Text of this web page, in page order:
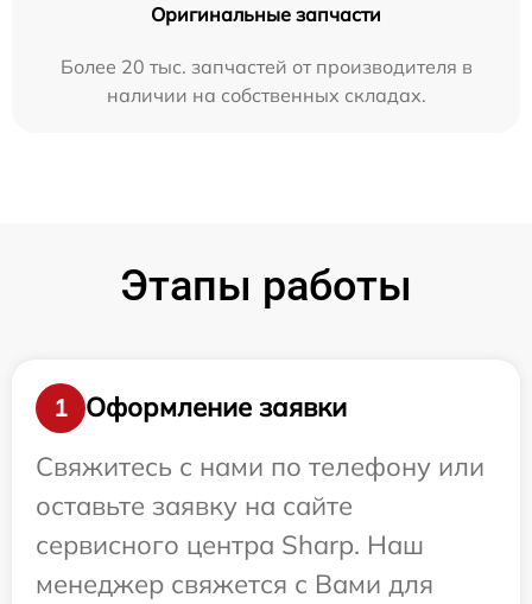
Оригинальные запчасти
Более 20 тыс. запчастей от производителя в
наличии на собственных складах.
Этапы работы
1
Оформление заявки
Свяжитесь с нами по телефону или
оставьте заявку на сайте
сервисного центра Sharp. Наш
менеджер свяжется с Вами для